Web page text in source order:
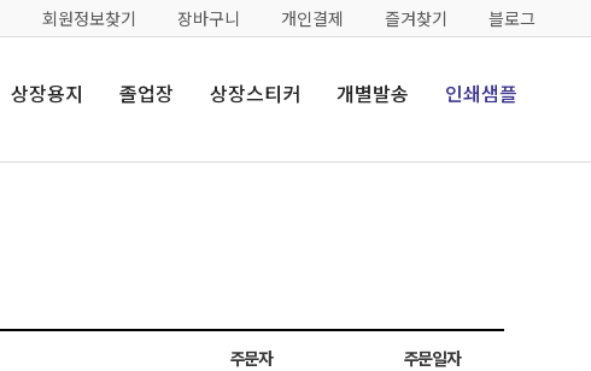
회원정보찾기 장바구니 개인결제 즐겨찾기 블로그
상장용지 졸업장 상장스티커 개별발송 인쇄샘플
주문자 주문일자